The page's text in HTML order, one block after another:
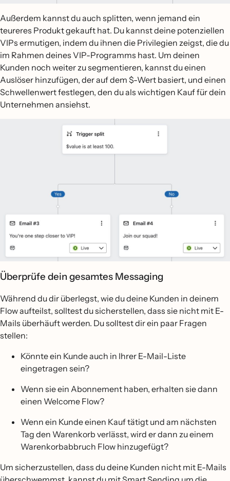
Außerdem kannst du auch splitten, wenn jemand ein
teureres Produkt gekauft hat. Du kannst deine potenziellen
VIPs ermutigen, indem du ihnen die Privilegien zeigst, die du
im Rahmen deines VIP-Programms hast. Um deinen
Kunden noch weiter zu segmentieren, kannst du einen
Auslöser hinzufügen, der auf dem $-Wert basiert, und einen
Schwellenwert festlegen, den du als wichtigen Kauf für dein
Unternehmen ansiehst.
Überprüfe dein gesamtes Messaging
Während du dir überlegst, wie du deine Kunden in deinem
Flow aufteilst, solltest du sicherstellen, dass sie nicht mit E-
Mails überhäuft werden. Du solltest dir ein paar Fragen
stellen:
Könnte ein Kunde auch in Ihrer E-Mail-Liste
eingetragen sein?
Wenn sie ein Abonnement haben, erhalten sie dann
einen Welcome Flow?
Wenn ein Kunde einen Kauf tätigt und am nächsten
Tag den Warenkorb verlässt, wird er dann zu einem
Warenkorbabbruch Flow hinzugefügt?
Um sicherzustellen, dass du deine Kunden nicht mit E-Mails